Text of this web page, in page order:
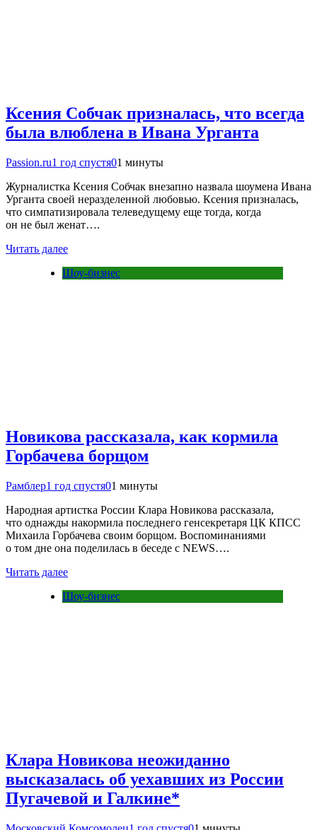
Ксения Собчак призналась, что всегда
была влюблена в Ивана Урганта
Passion.ru1 год спустя01 минуты
Журналистка Ксения Собчак внезапно назвала шоумена Ивана
Урганта своей неразделенной любовью. Ксения призналась,
что симпатизировала телеведущему еще тогда, когда
он не был женат….
Читать далее
Шоу-бизнес
Новикова рассказала, как кормила
Горбачева борщом
Рамблер1 год спустя01 минуты
Народная артистка России Клара Новикова рассказала,
что однажды накормила последнего генсекретаря ЦК КПСС
Михаила Горбачева своим борщом. Воспоминаниями
о том дне она поделилась в беседе с NEWS….
Читать далее
Шоу-бизнес
Клара Новикова неожиданно
высказалась об уехавших из России
Пугачевой и Галкине*